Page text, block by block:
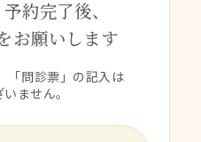
約完了後、
お願いします
「問診票」の記入は
ません。